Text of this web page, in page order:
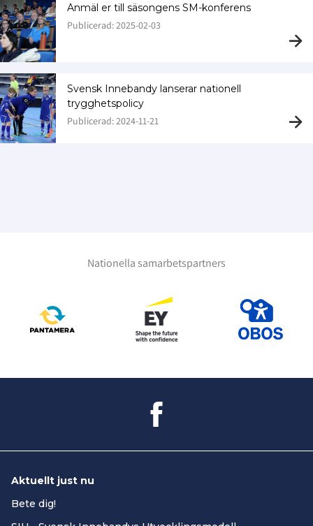
Anmäl er till säsongens SM-konferens
Publicerad: 2025-02-03
Svensk Innebandy lanserar nationell
trygghetspolicy
Publicerad: 2024-11-21
Nationella samarbetspartners
Aktuellt just nu
Bete dig!